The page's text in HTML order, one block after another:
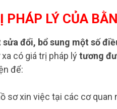
PHÁP LÝ CỦA
sửa đổi, bổ sung một số
có giá trị pháp lýtương
để:​
sơ xin việc tại các cơ quan